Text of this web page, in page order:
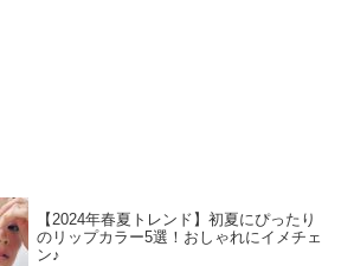
【2024年春夏トレンド】初夏にぴったり
のリップカラー5選！おしゃれにイメチェ
ン♪